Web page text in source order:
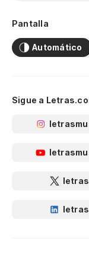
Pantalla
Automático
Sigue a
letras
letras